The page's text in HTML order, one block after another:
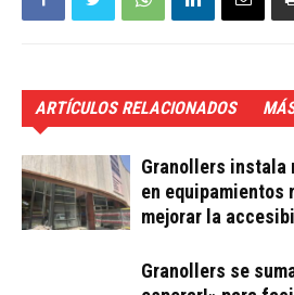
ARTÍCULOS RELACIONADOS
Granollers instala
en equipamientos
mejorar la
Granollers se